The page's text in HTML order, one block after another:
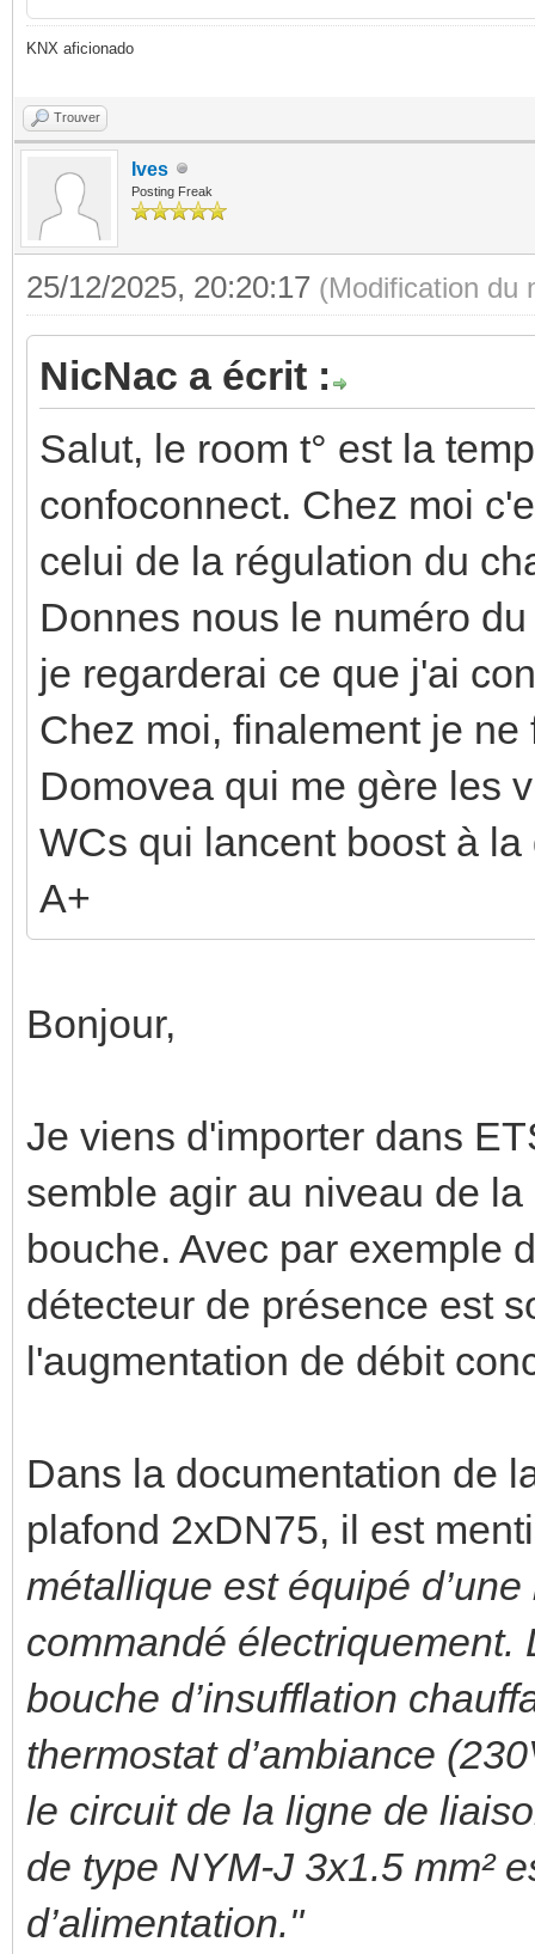
KNX aficionado
Trouver
Ives
Posting Freak
25/12/2025, 20:20:17 (Modification du
NicNac a écrit :
Salut, le room t° est la
confoconnect. Chez moi
celui de la régulation du
Donnes nous le numéro
je regarderai ce que j'ai
Chez moi, finalement je
Domovea qui me gère les
WCs qui lancent boost à la
A+
Bonjour,
Je viens d'importer dans
semble agir au niveau de
bouche. Avec par exemple
détecteur de présence est
l'augmentation de débit
Dans la documentation de
plafond 2xDN75, il est
métallique est équipé
commandé électriquement.
bouche d’insufflation
thermostat d’ambiance
le circuit de la ligne de
de type NYM-J 3x1.5 mm²
d’alimentation."